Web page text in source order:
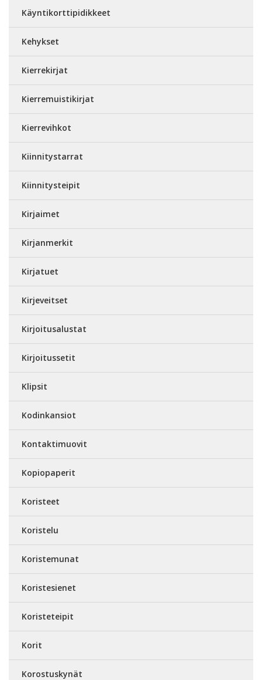
Käyntikorttipidikkeet
Kehykset
Kierrekirjat
Kierremuistikirjat
Kierrevihkot
Kiinnitystarrat
Kiinnitysteipit
Kirjaimet
Kirjanmerkit
Kirjatuet
Kirjeveitset
Kirjoitusalustat
Kirjoitussetit
Klipsit
Kodinkansiot
Kontaktimuovit
Kopiopaperit
Koristeet
Koristelu
Koristemunat
Koristesienet
Koristeteipit
Korit
Korostuskynät